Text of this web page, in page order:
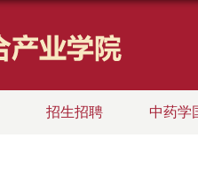
招生招聘 中药学